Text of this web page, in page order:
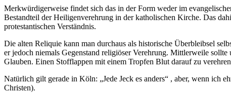
Merkwürdigerweise findet sich das in der Form weder im
Bestandteil der Heiligenverehrung in der katholischen Kirche. Das
protestantischen Verständnis.
Die alten Reliquie kann man durchaus als historische Überbleibsel
er jedoch niemals Gegenstand religiöser Verehrung. Mittlerweile
Glauben. Einen Stofflappen mit einem Tropfen Blut darauf zu
Natürlich gilt gerade in Köln: „Jede Jeck es anders“ , aber, wenn ich
Christen).